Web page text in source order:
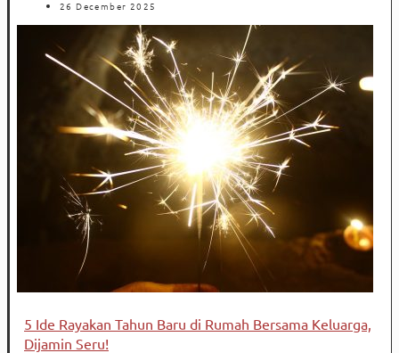
26 December 2025
5 Ide Rayakan Tahun Baru di Rumah Bersama Keluarga,
Dijamin Seru!